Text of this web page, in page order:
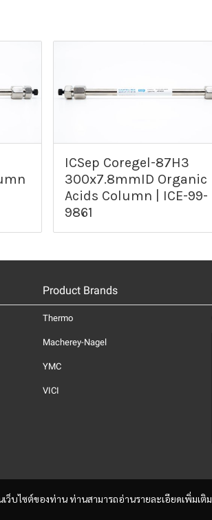
ICSep Coregel-87H3
300x7.8mmID Organic
Acids Column | ICE-99-
9861
บไซต์ของท่าน ท่านสามารถอ่านรายละเอียดเพิ่มเติม
Product Brands
Thermo
Macherey-Nagel
YMC
VICI